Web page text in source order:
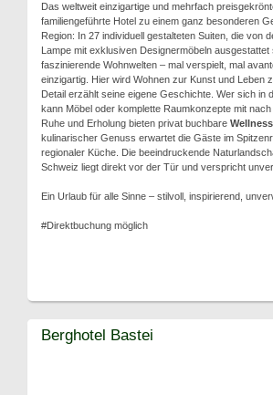
Das weltweit einzigartige und mehrfach
familiengeführte Hotel zu einem ganz besonderen
Region: In 27 individuell gestalteten Suiten, die von
Lampe mit exklusiven Designermöbeln ausgestattet
faszinierende Wohnwelten – mal verspielt, mal
einzigartig. Hier wird Wohnen zur Kunst und Leben
Detail erzählt seine eigene Geschichte. Wer sich in
kann Möbel oder komplette Raumkonzepte mit nach
Ruhe und Erholung bieten privat buchbare Wellness
kulinarischer Genuss erwartet die Gäste im
regionaler Küche. Die beeindruckende
Schweiz liegt direkt vor der Tür und verspricht
Ein Urlaub für alle Sinne – stilvoll, inspirierend,
#Direktbuchung möglich
Berghotel Bastei